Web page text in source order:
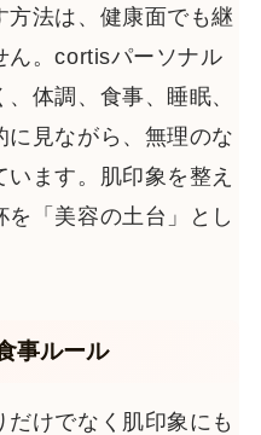
方法は、健康面でも継
ん。cortisパーソナル
体調、食事、睡眠、
に見ながら、無理のな
ます。肌印象を整え
「美容の土台」とし
事ルール
けでなく肌印象にも